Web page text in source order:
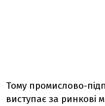
Тому промислово-
виступає за ринкові